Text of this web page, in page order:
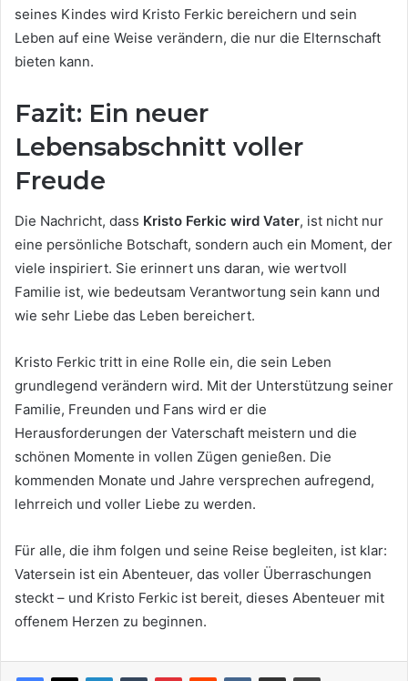
seines Kindes wird Kristo Ferkic bereichern und sein
Leben auf eine Weise verändern, die nur die Elternschaft
bieten kann.
Fazit: Ein neuer
Lebensabschnitt voller
Freude
Die Nachricht, dass Kristo Ferkic wird Vater, ist nicht nur
eine persönliche Botschaft, sondern auch ein Moment, der
viele inspiriert. Sie erinnert uns daran, wie wertvoll
Familie ist, wie bedeutsam Verantwortung sein kann und
wie sehr Liebe das Leben bereichert.
Kristo Ferkic tritt in eine Rolle ein, die sein Leben
grundlegend verändern wird. Mit der Unterstützung seiner
Familie, Freunden und Fans wird er die
Herausforderungen der Vaterschaft meistern und die
schönen Momente in vollen Zügen genießen. Die
kommenden Monate und Jahre versprechen aufregend,
lehrreich und voller Liebe zu werden.
Für alle, die ihm folgen und seine Reise begleiten, ist klar:
Vatersein ist ein Abenteuer, das voller Überraschungen
steckt – und Kristo Ferkic ist bereit, dieses Abenteuer mit
offenem Herzen zu beginnen.